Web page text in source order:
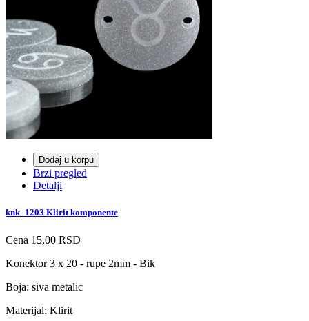
Dodaj u korpu
Brzi pregled
Detalji
knk_1203 Klirit komponente
Cena 15,00 RSD
Konektor 3 x 20 - rupe 2mm - Bik
Boja: siva metalic
Materijal: Klirit